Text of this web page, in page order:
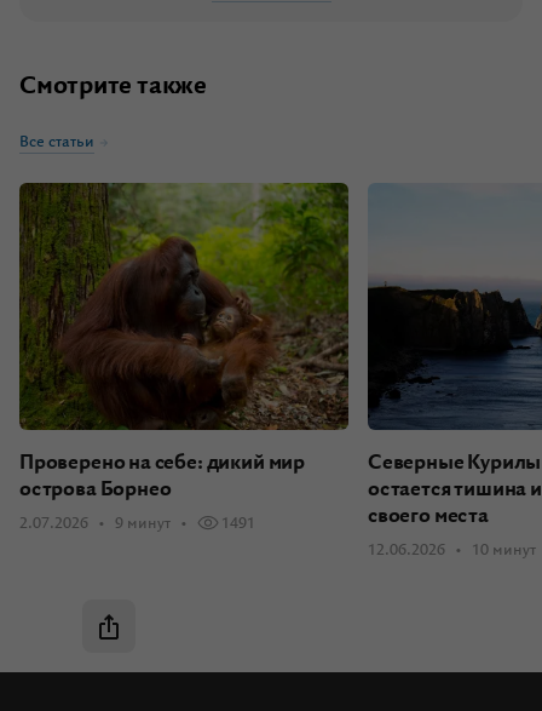
Смотрите также
Все статьи
Проверено на себе: дикий мир
острова Борнео
2.07.2026 9 минут 1491
Северные
остается тишина
своего места
12.06.2026 10 минут
Быстрая навигация
Мамоново: город священной секиры